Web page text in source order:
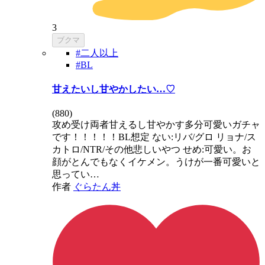
3
ブクマ
#二人以上
#BL
甘えたいし甘やかしたい…♡
(880)
攻め受け両者甘えるし甘やかす多分可愛いガチャ
です！！！！！BL想定 ない:リバ/グロ リョナ/ス
カトロ/NTR/その他悲しいやつ せめ:可愛い。お
顔がとんでもなくイケメン。うけが一番可愛いと
思ってい…
作者 ぐらたん丼